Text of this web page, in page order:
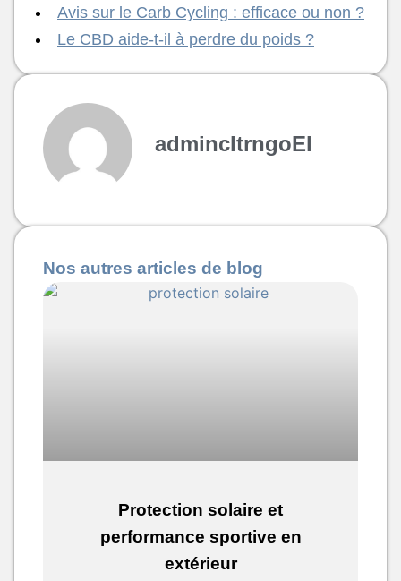
Avis sur le Carb Cycling : efficace ou non ?
Le CBD aide-t-il à perdre du poids ?
admincltrngoEl
Nos autres articles de blog
Protection solaire et
performance sportive en
extérieur